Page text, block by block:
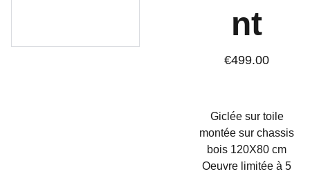
nt
€499.00
Giclée sur toile
montée sur chassis
bois 120X80 cm
Oeuvre limitée à 5